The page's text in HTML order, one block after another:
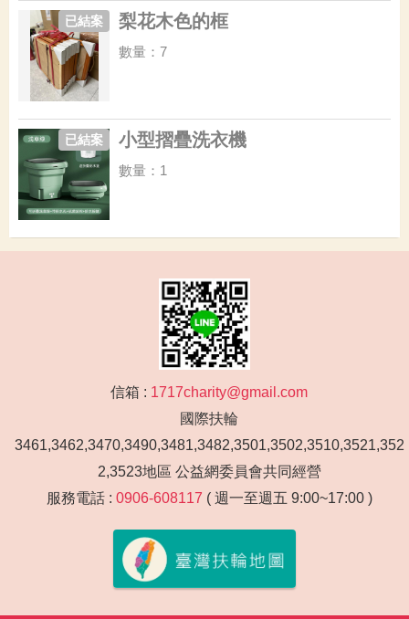
梨花木色的框
已結案
數量：7
小型摺疊洗衣機
已結案
數量：1
信箱 : 1717charity@gmail.com
國際扶輪
3461,3462,3470,3490,3481,3482,3501,3502,3510,3521,352
2,3523地區 公益網委員會共同經營
服務電話 : 0906-608117 ( 週一至週五 9:00~17:00 )